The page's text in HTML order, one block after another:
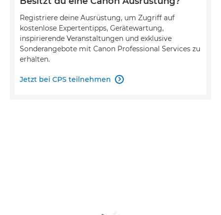
Registriere deine Ausrüstung, um Zugriff auf
kostenlose Expertentipps, Gerätewartung,
inspirierende Veranstaltungen und exklusive
Sonderangebote mit Canon Professional Services zu
erhalten.
Jetzt bei CPS teilnehmen 